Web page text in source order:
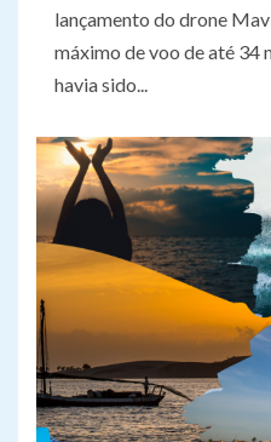
lançamento do drone
máximo de voo de até 34
havia sido...